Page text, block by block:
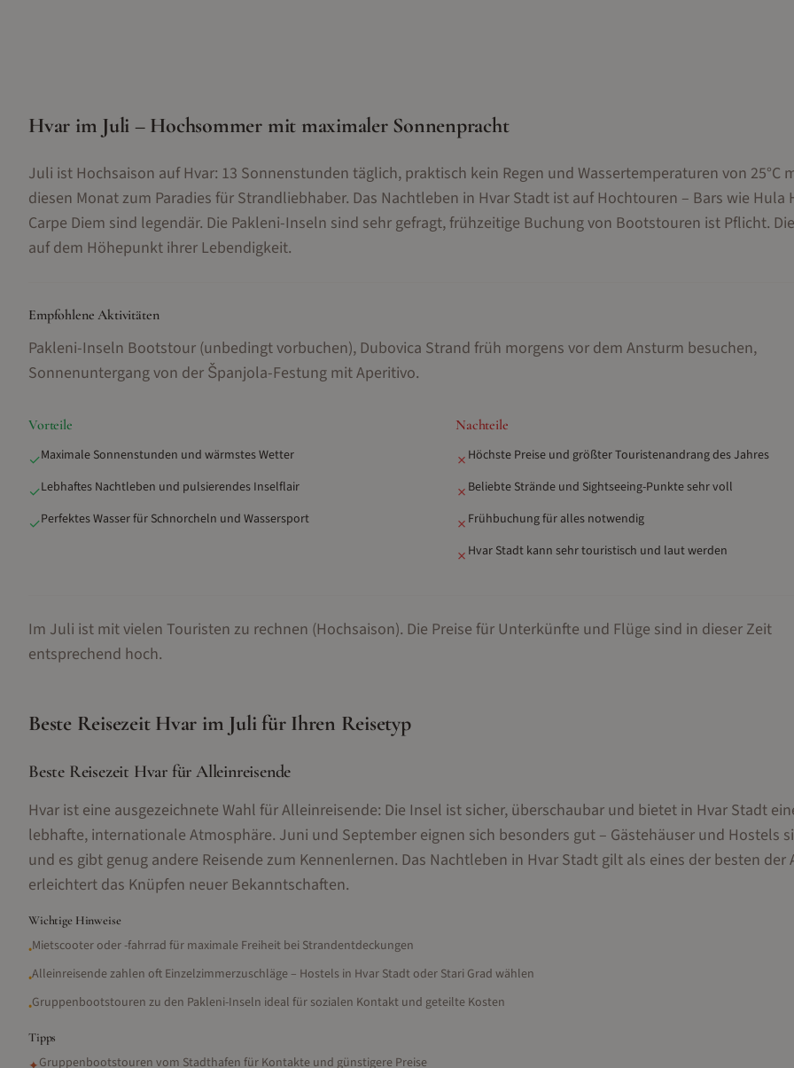
Hvar im Juli – Hochsommer mit maximaler Sonnenpracht
Juli ist Hochsaison auf Hvar: 13 Sonnenstunden täglich, praktisch kein Regen und Wassertemperaturen von 25°C
diesen Monat zum Paradies für Strandliebhaber. Das Nachtleben in Hvar Stadt ist auf Hochtouren – Bars wie Hula
Carpe Diem sind legendär. Die Pakleni-Inseln sind sehr gefragt, frühzeitige Buchung von Bootstouren ist Pflicht.
auf dem Höhepunkt ihrer Lebendigkeit.
Empfohlene Aktivitäten
Pakleni-Inseln Bootstour (unbedingt vorbuchen), Dubovica Strand früh morgens vor dem Ansturm besuchen,
Sonnenuntergang von der Španjola-Festung mit Aperitivo.
Vorteile
✓Maximale Sonnenstunden und wärmstes Wetter
✓Lebhaftes Nachtleben und pulsierendes Inselflair
✓Perfektes Wasser für Schnorcheln und Wassersport
Nachteile
✗ Höchste Preise und größter Touristenandrang des Jahres
✗ Beliebte Strände und Sightseeing-Punkte sehr voll
✗ Frühbuchung für alles notwendig
✗ Hvar Stadt kann sehr touristisch und laut werden
Im Juli ist mit vielen Touristen zu rechnen (Hochsaison). Die Preise für Unterkünfte und Flüge sind in dieser Zeit
entsprechend hoch.
Beste Reisezeit Hvar im Julifür Ihren Reisetyp
Beste Reisezeit Hvar für Alleinreisende
Hvar ist eine ausgezeichnete Wahl für Alleinreisende: Die Insel ist sicher, überschaubar und bietet in Hvar Stadt
lebhafte, internationale Atmosphäre. Juni und September eignen sich besonders gut – Gästehäuser und Hostels
und es gibt genug andere Reisende zum Kennenlernen. Das Nachtleben in Hvar Stadt gilt als eines der besten der
erleichtert das Knüpfen neuer Bekanntschaften.
Wichtige Hinweise
•Mietscooter oder -fahrrad für maximale Freiheit bei Strandentdeckungen
•Alleinreisende zahlen oft Einzelzimmerzuschläge – Hostels in Hvar Stadt oder Stari Grad wählen
•Gruppenbootstouren zu den Pakleni-Inseln ideal für sozialen Kontakt und geteilte Kosten
Tipps
Gruppenbootstouren vom Stadthafen für Kontakte und günstigere Preise